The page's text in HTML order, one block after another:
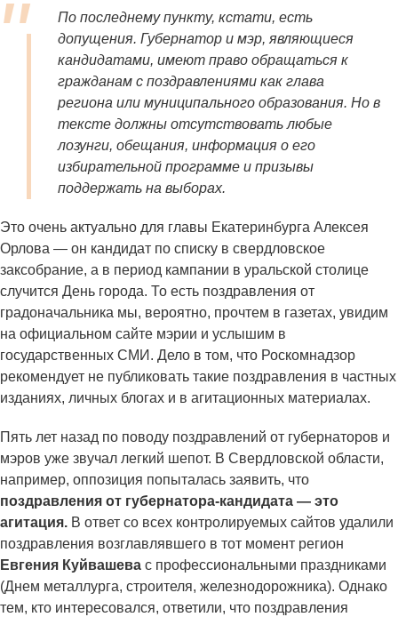
По последнему пункту, кстати, есть
допущения. Губернатор и мэр, являющиеся
кандидатами, имеют право обращаться к
гражданам с поздравлениями как глава
региона или муниципального образования. Но в
тексте должны отсутствовать любые
лозунги, обещания, информация о его
избирательной программе и призывы
поддержать на выборах.
Это очень актуально для главы Екатеринбурга Алексея
Орлова — он кандидат по списку в свердловское
заксобрание, а в период кампании в уральской столице
случится День города. То есть поздравления от
градоначальника мы, вероятно, прочтем в газетах, увидим
на официальном сайте мэрии и услышим в
государственных СМИ. Дело в том, что Роскомнадзор
рекомендует не публиковать такие поздравления в частных
изданиях, личных блогах и в агитационных материалах.
Пять лет назад по поводу поздравлений от губернаторов и
мэров уже звучал легкий шепот. В Свердловской области,
например, оппозиция попыталась заявить, что
поздравления от губернатора-кандидата — это
агитация. В ответ со всех контролируемых сайтов удалили
поздравления возглавлявшего в тот момент регион
Евгения Куйвашева с профессиональными праздниками
(Днем металлурга, строителя, железнодорожника). Однако
тем, кто интересовался, ответили, что поздравления